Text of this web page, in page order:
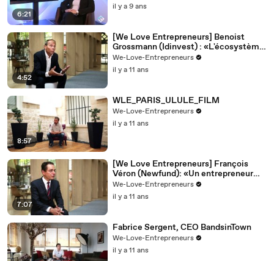
6:21
il y a 9 ans
4:52
[We Love Entrepreneurs] Benoist
Grossmann (Idinvest) : «L'écosystème
entrepreneurial français est d'une
qualité exceptionnelle»
We-Love-Entrepreneurs
il y a 11 ans
8:57
WLE_PARIS_ULULE_FILM
We-Love-Entrepreneurs
il y a 11 ans
7:07
[We Love Entrepreneurs] François
Véron (Newfund): «Un entrepreneur
est là pour inspirer d'autres
entrepreneurs»
We-Love-Entrepreneurs
il y a 11 ans
Fabrice Sergent, CEO BandsinTown
We-Love-Entrepreneurs
il y a 11 ans